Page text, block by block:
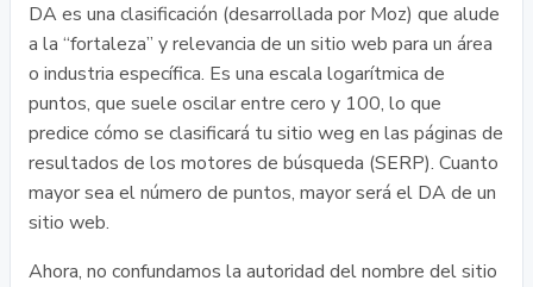
DA es una clasificación (desarrollada por Moz) que alude
a la “fortaleza” y relevancia de un sitio web para un área
o industria específica. Es una escala logarítmica de
puntos, que suele oscilar entre cero y 100, lo que
predice cómo se clasificará tu sitio weg en las páginas de
resultados de los motores de búsqueda (SERP). Cuanto
mayor sea el número de puntos, mayor será el DA de un
sitio web.
Ahora, no confundamos la autoridad del nombre del sitio